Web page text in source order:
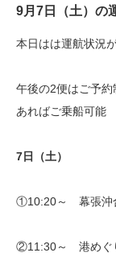
9月7日（土）の
本日はは運航状況
午後の2便はご予
あればご乗船可能
7日（土）
①10:20～ 幕張沖
②11:30～ 港めぐ